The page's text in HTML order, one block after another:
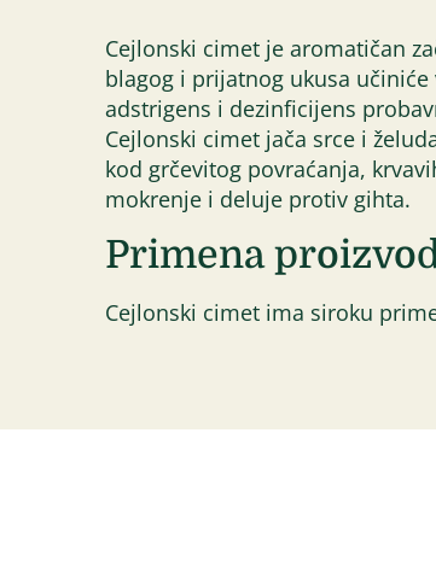
Cejlonski cimet je aromatičan
blagog i prijatnog ukusa
adstrigens i dezinficijens
Cejlonski cimet jača srce i
kod grčevitog povraćanja,
mokrenje i deluje protiv gihta.
Primena
Cejlonski cimet ima siroku